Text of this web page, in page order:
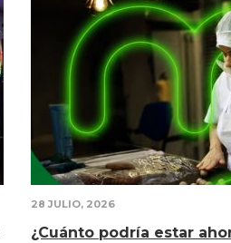
28 JULIO, 2026
¿Cuánto podría estar